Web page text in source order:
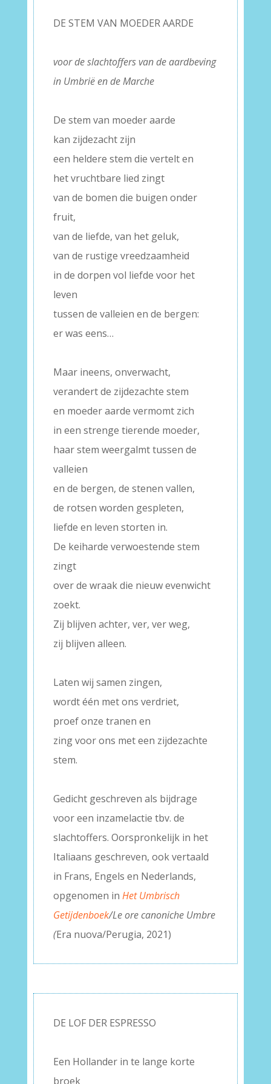
DE STEM VAN MOEDER AARDE
voor de slachtoffers van de aardbeving
in Umbrië en de Marche
De stem van moeder aarde
kan zijdezacht zijn
een heldere stem die vertelt en
het vruchtbare lied zingt
van de bomen die buigen onder
fruit,
van de liefde, van het geluk,
van de rustige vreedzaamheid
in de dorpen vol liefde voor het
leven
tussen de valleien en de bergen:
er was eens…
Maar ineens, onverwacht,
verandert de zijdezachte stem
en moeder aarde vermomt zich
in een strenge tierende moeder,
haar stem weergalmt tussen de
valleien
en de bergen, de stenen vallen,
de rotsen worden gespleten,
liefde en leven storten in.
De keiharde verwoestende stem
zingt
over de wraak die nieuw evenwicht
zoekt.
Zij blijven achter, ver, ver weg,
zij blijven alleen.
Laten wij samen zingen,
wordt één met ons verdriet,
proef onze tranen en
zing voor ons met een zijdezachte
stem.
Gedicht geschreven als bijdrage
voor een inzamelactie tbv. de
slachtoffers. Oorspronkelijk in het
Italiaans geschreven, ook vertaald
in Frans, Engels en Nederlands,
opgenomen in Het Umbrisch
Getijdenboek/Le ore canoniche Umbre
(Era nuova/Perugia, 2021)
DE LOF DER ESPRESSO
Een Hollander in te lange korte
broek